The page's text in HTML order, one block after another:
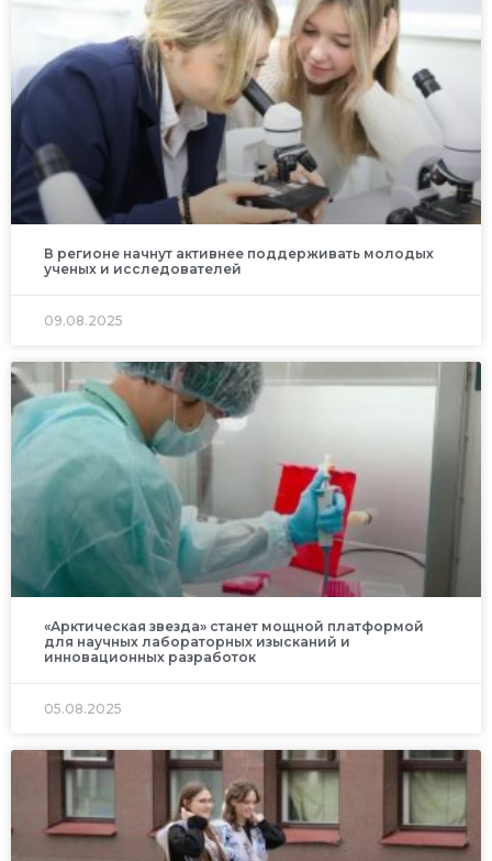
В регионе начнут активнее поддерживать молодых
ученых и исследователей
09.08.2025
«Арктическая звезда» станет мощной платформой
для научных лабораторных изысканий и
инновационных разработок
05.08.2025